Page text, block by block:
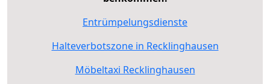
Entrümpelungsdienste
Halteverbotszone in Recklinghausen
Möbeltaxi Recklinghausen